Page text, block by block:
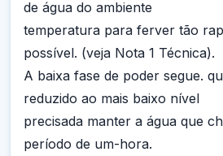
de água do ambiente
temperatura para ferver tão
possível. (veja Nota 1 Técnica).
A baixa fase de poder segue.
reduzido ao mais baixo nível
precisada manter a água que
período de um-hora.